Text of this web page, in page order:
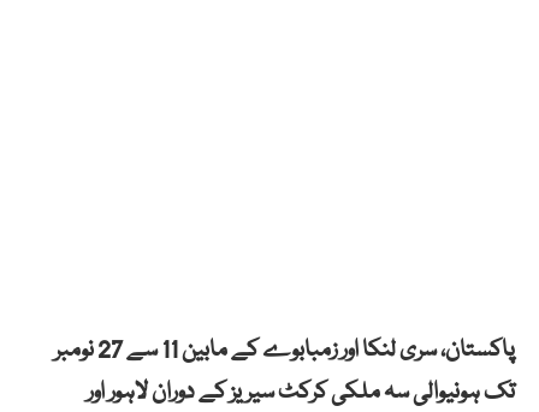
پاکستان، سری لنکا اور زمبابوے کے مابین 11 سے 27 نومبر
تک ہونیوالی سہ ملکی کرکٹ سیریز کے دوران لاہور اور